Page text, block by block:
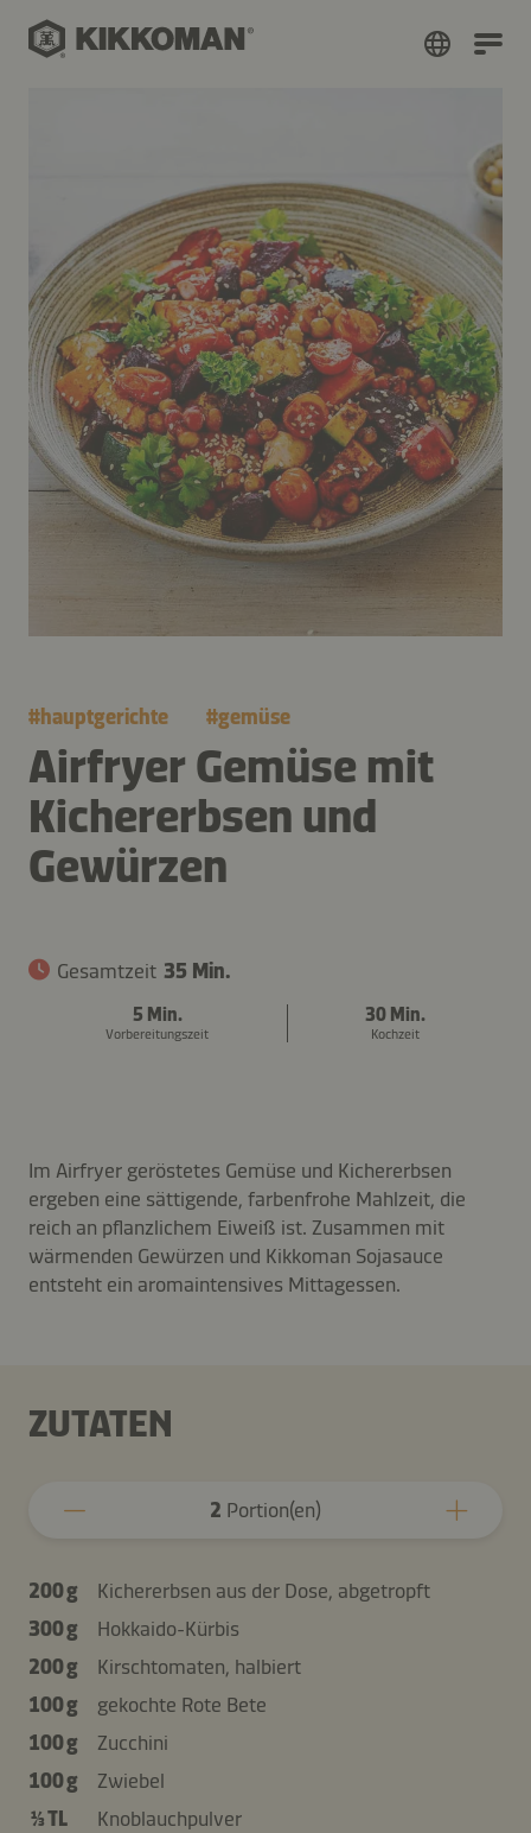
#hauptgerichte #gemüse
Airfryer Gemüse mit
Kichererbsen und
Gewürzen
Gesamtzeit 35 Min.
5 Min.
Vorbereitungszeit
30 Min.
Kochzeit
Im Airfryer geröstetes Gemüse und Kichererbsen
ergeben eine sättigende, farbenfrohe Mahlzeit, die
reich an pflanzlichem Eiweiß ist. Zusammen mit
wärmenden Gewürzen und Kikkoman Sojasauce
entsteht ein aromaintensives Mittagessen.
ZUTATEN
2 Portion(en)
200 g
Kichererbsen aus der Dose, abgetropft
300 g
Hokkaido-Kürbis
200 g
Kirschtomaten, halbiert
100 g
gekochte Rote Bete
100 g
Zucchini
100 g
Zwiebel
⅓ TL
Knoblauchpulver